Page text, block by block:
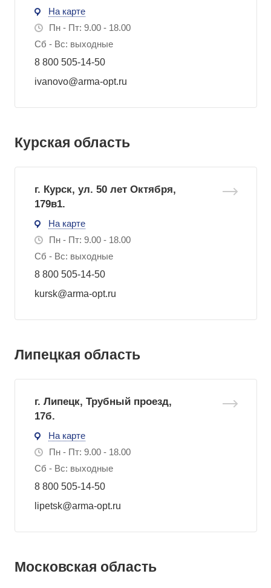
На карте
Пн - Пт: 9.00 - 18.00
Сб - Вс: выходные
8 800 505-14-50
ivanovo@arma-opt.ru
Курская область
г. Курск, ул. 50 лет Октября,
179в1.
На карте
Пн - Пт: 9.00 - 18.00
Сб - Вс: выходные
8 800 505-14-50
kursk@arma-opt.ru
Липецкая область
г. Липецк, Трубный проезд,
17б.
На карте
Пн - Пт: 9.00 - 18.00
Сб - Вс: выходные
8 800 505-14-50
lipetsk@arma-opt.ru
Московская область